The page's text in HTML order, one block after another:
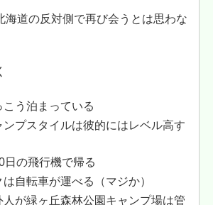
海道の反対側で再び会うとは思わな
う泊まっている
ンプスタイルは彼的にはレベル高す
日の飛行機で帰る
自転車が運べる（マジか）
人が緑ヶ丘森林公園キャンプ場は管